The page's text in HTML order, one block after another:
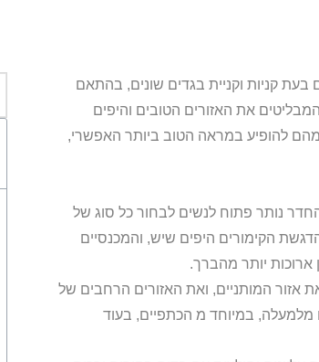
קניות וקניית בגדים שונים, בהתאם
את האזורים הטובים והיפים
להופיע במראה הטוב ביותר האפשרי,
נותר פתוח לנשים לבחור כל סוג של
הקימורים היפים שיש, והמכנסיים
יותר מהברך.
אזור המותניים, ואת האזורים הרחבים של
מלמעלה, במיוחד מ הכתפיים, בעוד